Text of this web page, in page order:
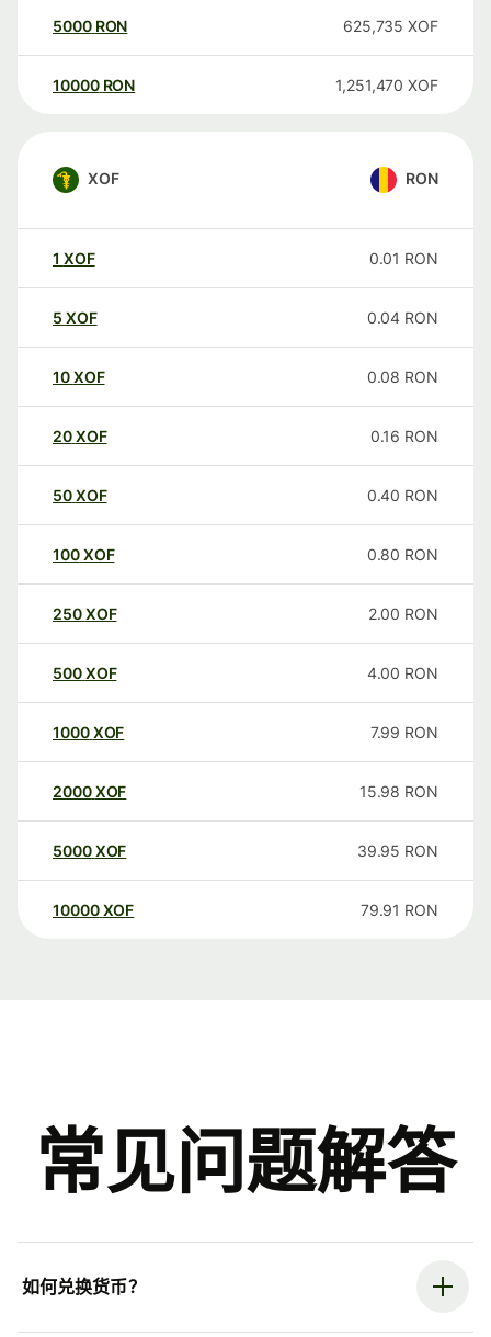
5000 RON 625,735 XOF
10000 RON 1,251,470 XOF
XOF RON
1 XOF 0.01 RON
5 XOF 0.04 RON
10XOF 0.08 RON
20XOF 0.16 RON
50XOF 0.40 RON
100XOF 0.80 RON
250XOF 2.00 RON
500XOF 4.00 RON
1000XOF 7.99 RON
2000XOF 15.98 RON
5000XOF 39.95 RON
10000 XOF 79.91 RON
常见问题解答
如何兑换货币？